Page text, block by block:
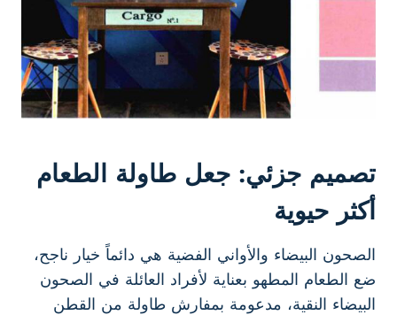
تصميم جزئي: جعل طاولة الطعام
أكثر حيوية
الصحون البيضاء والأواني الفضية هي دائماً خيار ناجح،
ضع الطعام المطهو بعناية لأفراد العائلة في الصحون
البيضاء النقية، مدعومة بمفارش طاولة من القطن